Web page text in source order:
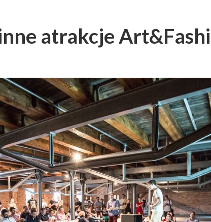
atrakcje